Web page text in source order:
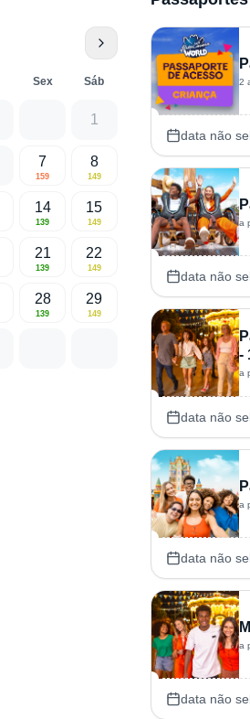
Sex Sáb
1
7
159
8
149
14
139
15
149
21
139
22
149
28
139
29
149
2
data não
a
data não
-
a
data não
a
data não
a
data não